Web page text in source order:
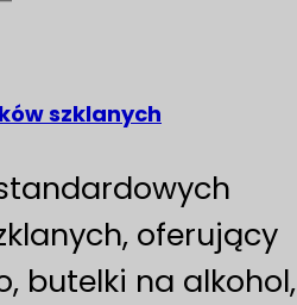
szklanych
oferujący
butelki na alkohol,